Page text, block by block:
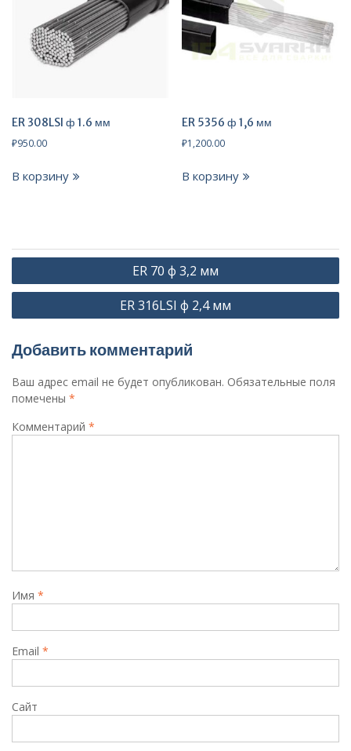
ER 308LSI ф 1.6 мм
₽950.00
В корзину
ER 5356 ф 1,6 мм
₽1,200.00
В корзину
Навигация
по
ER 70 ф 3,2 мм
ER 316LSI ф 2,4 мм
Добавить комментарий
Ваш адрес email не будет опубликован. Обязательные поля
помечены *
Комментарий *
Имя *
Email *
Сайт